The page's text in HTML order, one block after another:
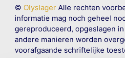
© OlyslagerAlle rechten
informatie mag noch geheel
gereproduceerd, opgeslagen
andere manieren worden
voorafgaande schriftelijke